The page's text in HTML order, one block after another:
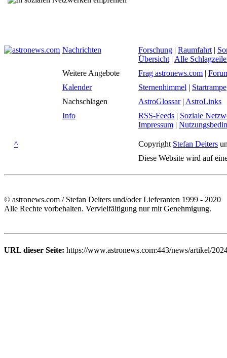
Nachrichten Forschung | Raumfahrt |
Übersicht | Alle
Weitere Angebote
Frag astronews.com |
Kalender
Sternenhimmel | Startrampe
Nachschlagen
AstroGlossar| AstroLinks
Info
RSS-Feeds | Soziale
Impressum |
^ Copyright Stefan Deiters
Diese Website wird auf
© astronews.com / Stefan Deiters und/oder Lieferanten 1999 - 2020
Alle Rechte vorbehalten. Vervielfältigung nur mit Genehmigung.
URL dieser Seite: https://www.astronews.com:443/news/artikel/